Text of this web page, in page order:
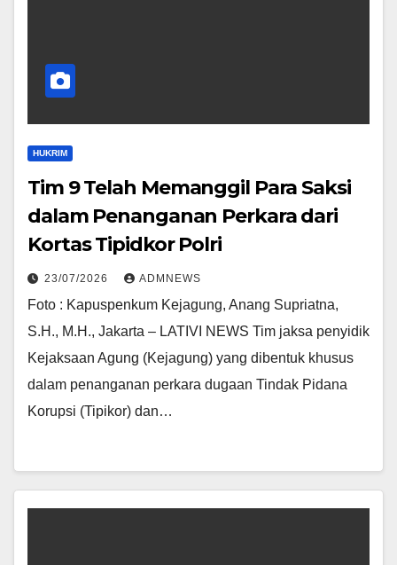
HUKRIM
Tim 9 Telah Memanggil Para Saksi
dalam Penanganan Perkara dari
Kortas Tipidkor Polri
23/07/2026 ADMNEWS
Foto : Kapuspenkum Kejagung, Anang Supriatna,
S.H., M.H., Jakarta – LATIVI NEWS Tim jaksa penyidik
Kejaksaan Agung (Kejagung) yang dibentuk khusus
dalam penanganan perkara dugaan Tindak Pidana
Korupsi (Tipikor) dan…